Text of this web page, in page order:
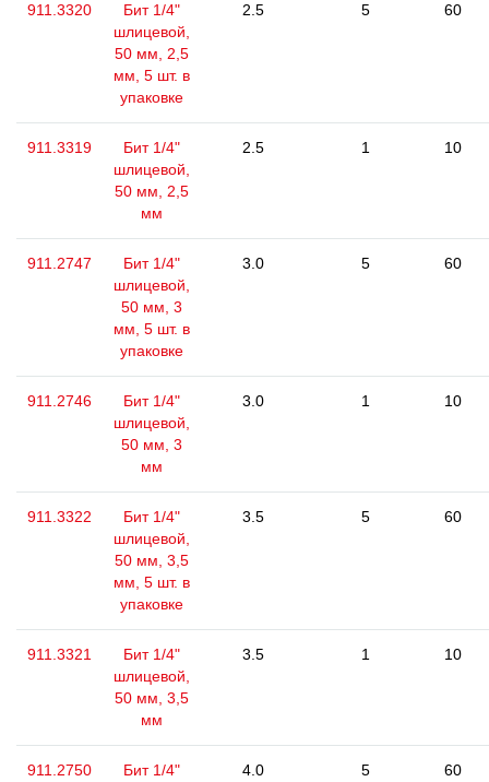
911.3320
Бит 1/4"
шлицевой,
50 мм, 2,5
мм, 5 шт. в
упаковке
2.5 5 60
911.3319
Бит 1/4"
шлицевой,
50 мм, 2,5
мм
2.5 1 10
911.2747
Бит 1/4"
шлицевой,
50 мм, 3
мм, 5 шт. в
упаковке
3.0 5 60
911.2746
Бит 1/4"
шлицевой,
50 мм, 3
мм
3.0 1 10
911.3322
Бит 1/4"
шлицевой,
50 мм, 3,5
мм, 5 шт. в
упаковке
3.5 5 60
911.3321
Бит 1/4"
шлицевой,
50 мм, 3,5
мм
3.5 1 10
911.2750
Бит 1/4"
4.0 5 60